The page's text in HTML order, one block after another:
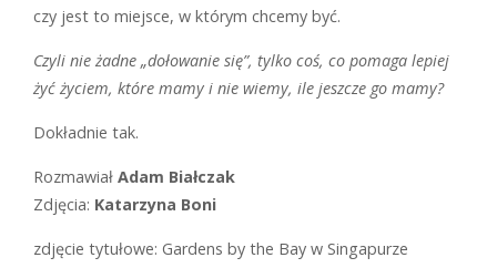
czy jest to miejsce, w którym chcemy być.
Czyli nie żadne „dołowanie się”, tylko coś, co pomaga lepiej
żyć życiem, które mamy i nie wiemy, ile jeszcze go mamy?
Dokładnie tak.
Rozmawiał Adam Białczak
Zdjęcia: Katarzyna Boni
zdjęcie tytułowe: Gardens by the Bay w Singapurze